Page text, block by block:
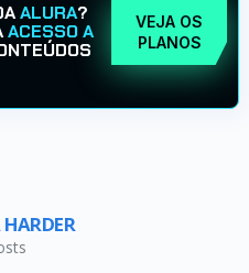
ALURA?
ACESSO A
VEJA OS
PLANOS